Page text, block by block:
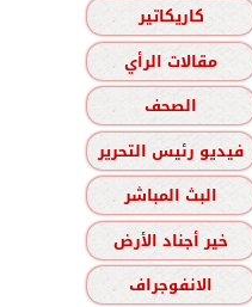
كاريكاتير
مقالات الرأي
الصحف
فيديو رئيس التحرير
البث المباشر
خير أجناد الأرض
الانفوجراف